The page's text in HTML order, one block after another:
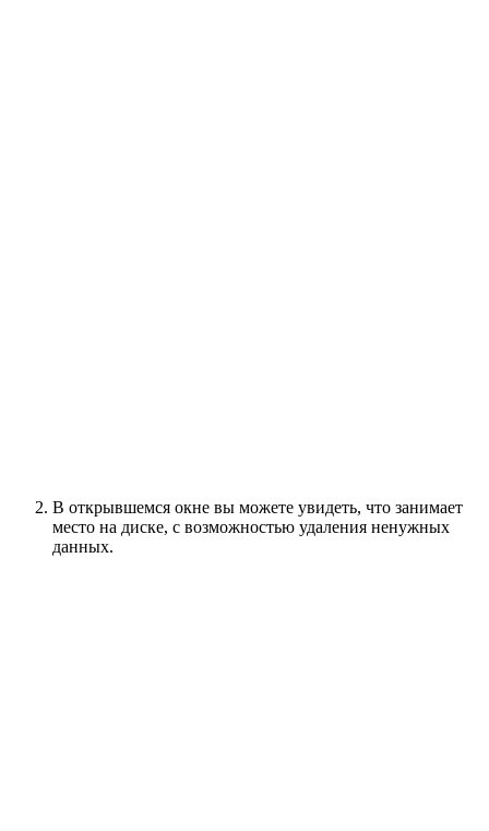
В открывшемся окне вы можете увидеть, что занимает
место на диске, с возможностью удаления ненужных
данных.